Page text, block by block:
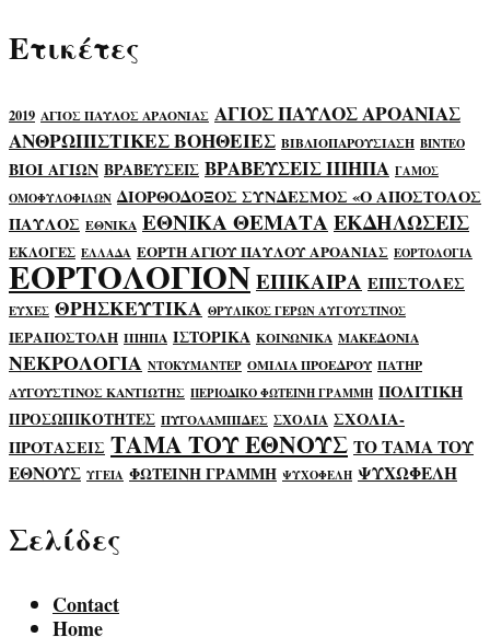
Ετικέτες
2019 ΑΓΙΟΣ ΠΑΥΛΟΣ ΑΡΑΟΝΙΑΣ ΑΓΙΟΣ ΠΑΥΛΟΣ ΑΡΟΑΝΙΑΣ
ΑΝΘΡΩΠΙΣΤΙΚΕΣ ΒΟΗΘΕΙΕΣ ΒΙΒΛΙΟΠΑΡΟΥΣΙΑΣΗ ΒΙΝΤΕΟ
ΒΙΟΙ ΑΓΙΩΝ ΒΡΑΒΕΥΣΕΙΣ ΒΡΑΒΕΥΣΕΙΣ ΙΠΗΠΑ ΓΑΜΟΣ
ΟΜΟΦΥΛΟΦΙΛΩΝ ΔΙΟΡΘΟΔΟΞΟΣ ΣΥΝΔΕΣΜΟΣ «Ο ΑΠΟΣΤΟΛΟΣ
ΠΑΥΛΟΣ ΕΘΝΙΚΑ ΕΘΝΙΚΑ ΘΕΜΑΤΑΕΚΔΗΛΩΣΕΙΣ
ΕΚΛΟΓΕΣ ΕΛΛΑΔΑ ΕΟΡΤΗ ΑΓΙΟΥ ΠΑΥΛΟΥ ΑΡΟΑΝΙΑΣ ΕΟΡΤΟΛΟΓΙΑ
ΕΟΡΤΟΛΟΓΙΟΝΕΠΙΚΑΙΡΑ ΕΠΙΣΤΟΛΕΣ
ΕΥΧΕΣ ΘΡΗΣΚΕΥΤΙΚΑ ΘΡΥΛΙΚΟΣ ΓΕΡΩΝ ΑΥΓΟΥΣΤΙΝΟΣ
ΙΕΡΑΠΟΣΤΟΛΗ ΙΠΗΠΑ ΙΣΤΟΡΙΚΑ ΚΟΙΝΩΝΙΚΑ ΜΑΚΕΔΟΝΙΑ
ΝΕΚΡΟΛΟΓΙΑ ΝΤΟΚΥΜΑΝΤΕΡ ΟΜΙΛΙΑ ΠΡΟΕΔΡΟΥ ΠΑΤΗΡ
ΑΥΓΟΥΣΤΙΝΟΣ ΚΑΝΤΙΩΤΗΣ ΠΕΡΙΟΔΙΚΟ ΦΩΤΕΙΝΗ ΓΡΑΜΜΗ ΠΟΛΙΤΙΚΗ
ΠΡΟΣΩΠΙΚΟΤΗΤΕΣ ΠΥΓΟΛΑΜΠΙΔΕΣ ΣΧΟΛΙΑ ΣΧΟΛΙΑ-
ΠΡΟΤΑΣΕΙΣ ΤΑΜΑ ΤΟΥ ΕΘΝΟΥΣ ΤΟ ΤΑΜΑ ΤΟΥ
ΕΘΝΟΥΣ ΥΓΕΙΑ ΦΩΤΕΙΝΗ ΓΡΑΜΜΗ ΨΥΧΟΦΕΛΗ ΨΥΧΩΦΕΛΗ
Σελίδες
Contact
Home